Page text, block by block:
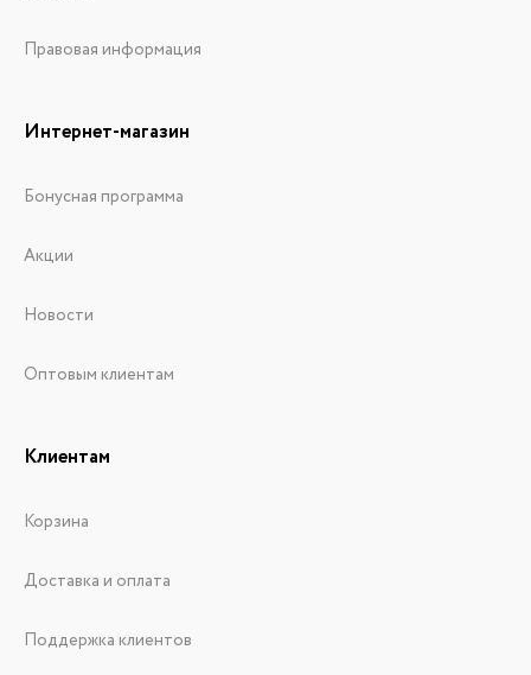
Правовая информация
Интернет-магазин
Бонусная программа
Акции
Новости
Оптовым клиентам
Клиентам
Корзина
Доставка и оплата
Поддержка клиентов